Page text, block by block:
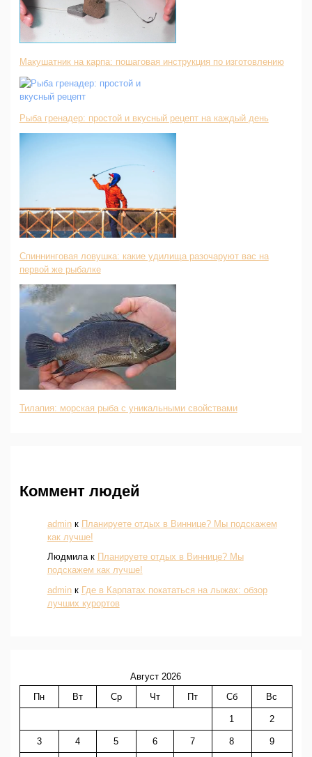
Макушатник на карпа: пошаговая инструкция по изготовлению
Рыба гренадер: простой и вкусный рецепт на каждый день
Спиннинговая ловушка: какие удилища разочаруют вас на
первой же рыбалке
Тилапия: морская рыба с уникальными свойствами
Коммент людей
adminк Планируете отдых в Виннице? Мы подскажем
как лучше!
Людмилак Планируете отдых в Виннице? Мы
подскажем как лучше!
adminк Где в Карпатах покататься на лыжах: обзор
лучших курортов
Август 2026
Пн
Вт Ср Чт Пт Сб Вс
1 2
3 4 5 6 7 8 9